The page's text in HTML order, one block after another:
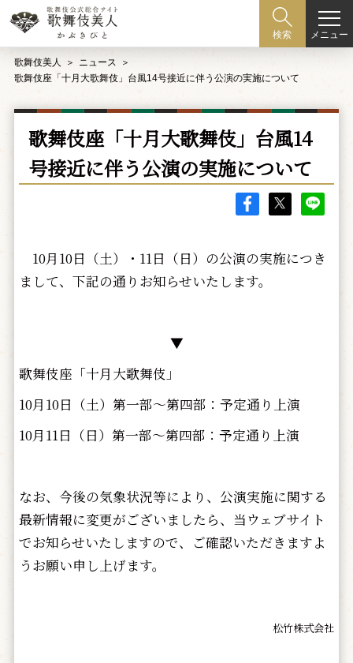
検索 メニュー
歌舞伎美人
ニュース
歌舞伎座「十月大歌舞伎」台風14号接近に伴う公演の実施について
歌舞伎座「十月大歌舞伎」台風14
号接近に伴う公演の実施について
10月10日（土）・11日（日）の公演の実施につき
まして、下記の通りお知らせいたします。
▼
歌舞伎座「十月大歌舞伎」
10月10日（土）第一部～第四部：予定通り上演
10月11日（日）第一部～第四部：予定通り上演
なお、今後の気象状況等により、公演実施に関する
最新情報に変更がございましたら、当ウェブサイト
でお知らせいたしますので、ご確認いただきますよ
うお願い申し上げます。
松竹株式会社